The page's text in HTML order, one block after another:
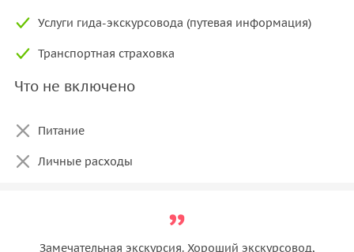
Услуги гида-экскурсовода (путевая информация)
Транспортная страховка
Что не включено
Питание
Личные расходы
Замечательная экскурсия. Хороший экскурсовод,